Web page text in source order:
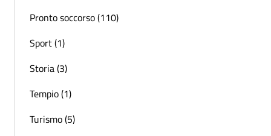
Pronto soccorso (110)
Sport (1)
Storia (3)
Tempio (1)
Turismo (5)